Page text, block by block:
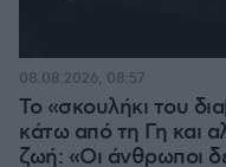
Το «σκουλήκι του
κάτω από τη Γη και
ζωή: «Οι άνθρωποι
08.08.2026, 08:57